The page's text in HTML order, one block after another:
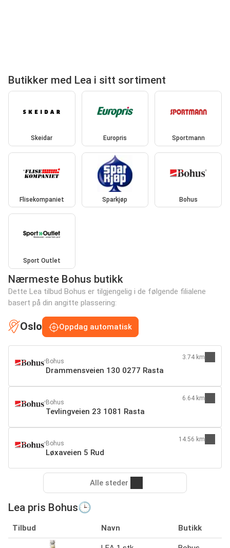
Butikker med Lea i sitt sortiment
Skeidar Europris Sportmann
Flisekompaniet Sparkjøp Bohus
Sport Outlet
Nærmeste Bohus butikk
Dette Lea tilbud Bohus er tilgjengelig i de følgende filialene
basert på din angitte plassering:
Oslo Oppdag automatisk
Bohus
Drammensveien 130 0277 Rasta
3.74 km
Bohus
Tevlingveien 23 1081 Rasta
6.64 km
Bohus
Løxaveien 5 Rud
14.56 km
Alle steder
Lea pris Bohus🕒
Tilbud Navn Butikk